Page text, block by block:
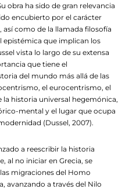
obra ha sido de gran relevancia
encubierto por el carácter
como de la llamada filosofía
epistémica que implican los
vista lo largo de su extensa
que tiene el
del mundo más allá de las
el eurocentrismo, el
historia universal hegemónica,
mental y el lugar que ocupa
(Dussel, 2007).
a reescribir la historia
al no iniciar en Grecia, se
migraciones del Homo
avanzando a través del Nilo